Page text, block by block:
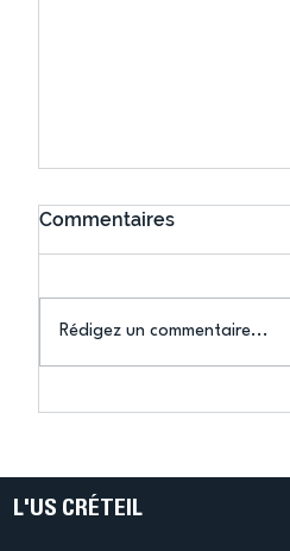
Commentaires
Rédigez un commentaire...
L'US CRÉTEIL